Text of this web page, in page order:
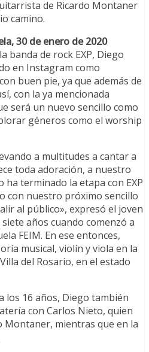
de Ricardo Montaner
camino.
30 de enero de 2020
banda de rock EXP, Diego
en Instagram como
buen pie, ya que además de
con la ya mencionada
será un nuevo sencillo como
géneros como el worship
a multitudes a cantar a
toda adoración, a nuestro
ha terminado la etapa con EXP
con nuestro próximo sencillo
al público», expresó el joven
años cuando comenzó a
FEIM. En ese entonces,
musical, violín y viola en la
del Rosario, en el estado
los 16 años, Diego también
con Carlos Nieto, quien
Montaner, mientras que en la